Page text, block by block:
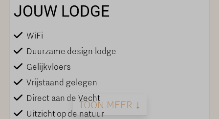
JOUW LODGE
WiFi
Duurzame design lodge
Gelijkvloers
Vrijstaand gelegen
Direct aan de Vecht
Uitzicht op de natuur
TOON MEER ↓